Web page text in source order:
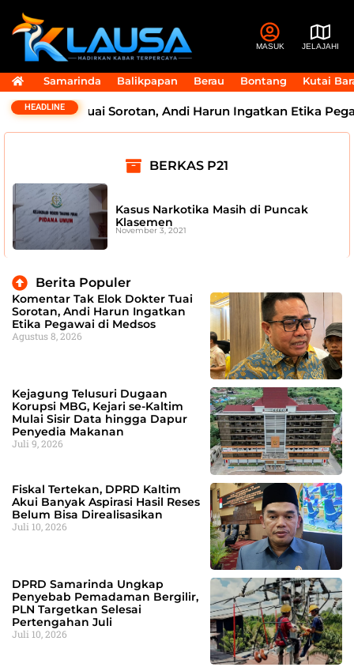
MASUK JELAJAHI
Samarinda Balikpapan Berau Bontang Kutai
HEADLINE
Dokter Tuai Sorotan, Andi Harun Ingatkan Etika
BERKAS P21
Kasus Narkotika Masih di Puncak
Klasemen
November 3, 2021
Berita Populer
Komentar Tak Elok Dokter Tuai
Sorotan, Andi Harun Ingatkan
Etika Pegawai di Medsos
Agustus 8, 2026
Kejagung Telusuri Dugaan
Korupsi MBG, Kejari se-Kaltim
Mulai Sisir Data hingga Dapur
Penyedia Makanan
Juli 9, 2026
Fiskal Tertekan, DPRD Kaltim
Akui Banyak Aspirasi Hasil Reses
Belum Bisa Direalisasikan
Juli 10, 2026
DPRD Samarinda Ungkap
Penyebab Pemadaman Bergilir,
PLN Targetkan Selesai
Pertengahan Juli
Juli 10, 2026